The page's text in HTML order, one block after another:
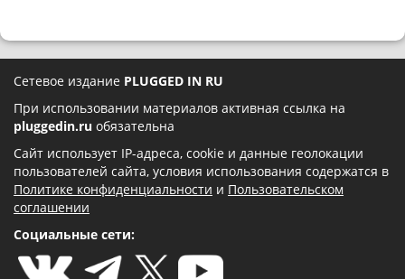
Сетевое издание PLUGGED IN RU
При использовании материалов активная ссылка на
pluggedin.ru обязательна
Сайт использует IP-адреса, cookie и данные геолокации
пользователей сайта, условия использования содержатся в
Политике конфиденциальности и Пользовательском
соглашении
Социальные сети: